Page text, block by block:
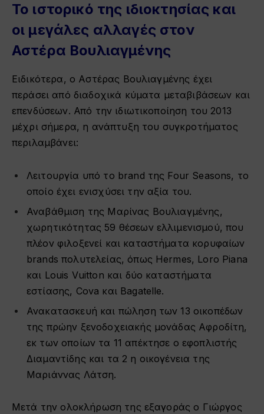
Το ιστορικό της ιδιοκτησίας και
οι μεγάλες αλλαγές στον
Αστέρα Βουλιαγμένης
Ειδικότερα, ο Αστέρας Βουλιαγμένης έχει
περάσει από διαδοχικά κύματα μεταβιβάσεων και
επενδύσεων. Από την ιδιωτικοποίηση του 2013
μέχρι σήμερα, η ανάπτυξη του συγκροτήματος
περιλαμβάνει:
Λειτουργία υπό το brand της Four Seasons, το
οποίο έχει ενισχύσει την αξία του.
Αναβάθμιση της Μαρίνας Βουλιαγμένης,
χωρητικότητας 59 θέσεων ελλιμενισμού, που
πλέον φιλοξενεί και καταστήματα κορυφαίων
brands πολυτελείας, όπως Hermes, Loro Piana
και Louis Vuitton και δύο καταστήματα
εστίασης, Cova και Bagatelle.
Ανακατασκευή και πώληση των 13 οικοπέδων
της πρώην ξενοδοχειακής μονάδας Αφροδίτη,
εκ των οποίων τα 11 απέκτησε ο εφοπλιστής
Διαμαντίδης και τα 2 η οικογένεια της
Μαριάννας Λάτση​.
Μετά την ολοκλήρωση της εξαγοράς ο Γιώργος